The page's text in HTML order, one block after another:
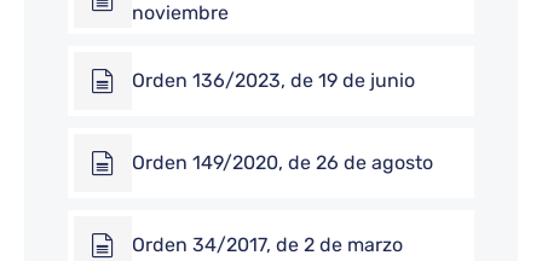
noviembre
Orden 136/2023, de 19 de junio
Orden 149/2020, de 26 de agosto
Orden 34/2017, de 2 de marzo